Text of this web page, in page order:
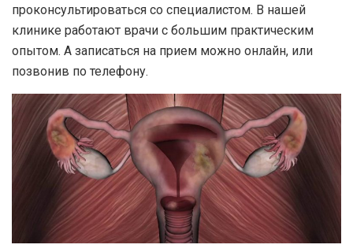
проконсультироваться со специалистом. В нашей
клинике работают врачи с большим практическим
опытом. А записаться на прием можно онлайн, или
позвонив по телефону.